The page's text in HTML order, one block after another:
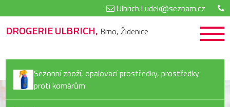
Ulbrich.Ludek@seznam.cz
DROGERIE ULBRICH, Brno, Židenice
Sezonní zboží, opalovací prostředky, prostředky
proti komárům